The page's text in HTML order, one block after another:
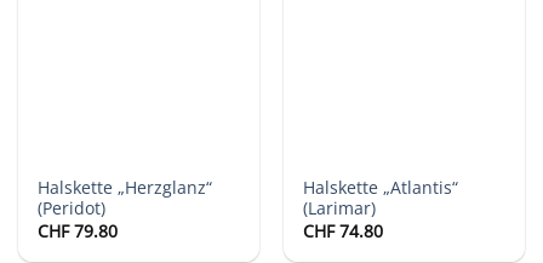
Halskette „Herzglanz“
(Peridot)
CHF79.80
Halskette „Atlantis“
(Larimar)
CHF74.80